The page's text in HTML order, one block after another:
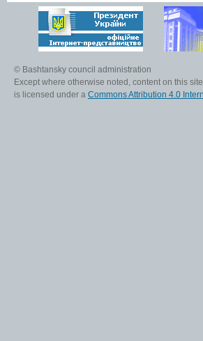
© Bashtansky council administration
Except where otherwise noted, content on this site
is licensed under a Commons Attribution 4.0